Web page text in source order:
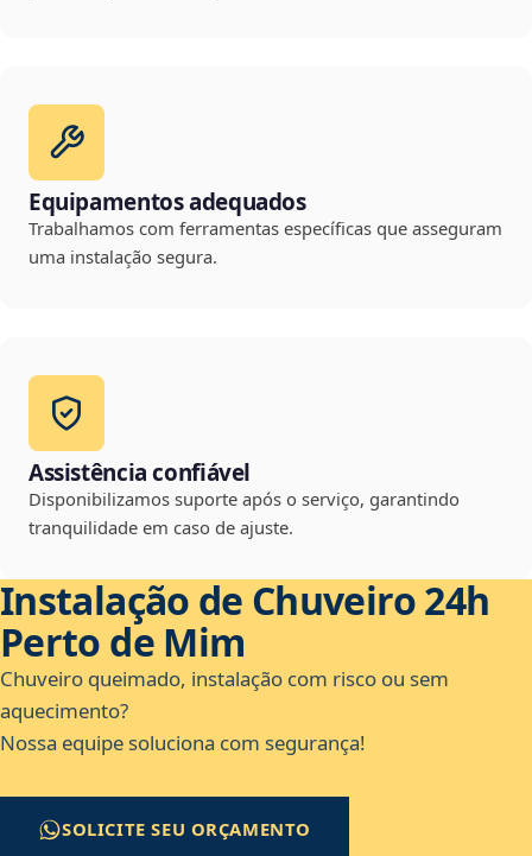
Equipamentos adequados
Trabalhamos com ferramentas específicas que asseguram
uma instalação segura.
Assistência confiável
Disponibilizamos suporte após o serviço, garantindo
tranquilidade em caso de ajuste.
Instalação de Chuveiro 24h
Perto de Mim
Chuveiro queimado, instalação com risco ou sem
aquecimento?
Nossa equipe soluciona com segurança!
SOLICITE SEU ORÇAMENTO